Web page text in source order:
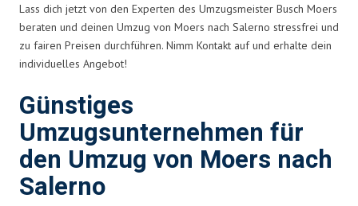
Lass dich jetzt von den Experten des Umzugsmeister Busch Moers
beraten und deinen Umzug von Moers nach Salerno stressfrei und
zu fairen Preisen durchführen. Nimm Kontakt auf und erhalte dein
individuelles Angebot!
Günstiges
Umzugsunternehmen für
den Umzug von Moers nach
Salerno